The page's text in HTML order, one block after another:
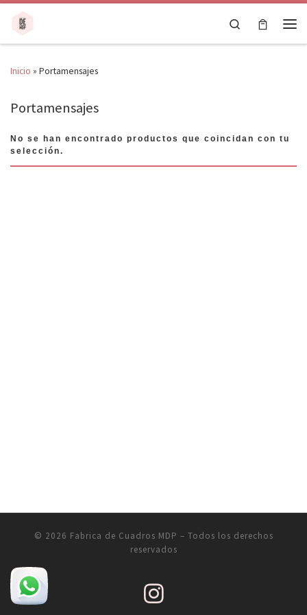
Saltar al contenido
Search
Inicio » Portamensajes
Portamensajes
No se han encontrado productos que coincidan con tu
selección.
© 2026 Fabrica de Cuadros MDP – Todos los derechos
reservados